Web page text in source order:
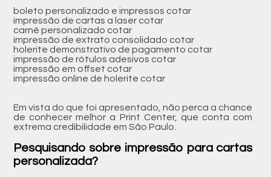
boleto personalizado e impressos cotar
impressão de cartas a laser cotar
carnê personalizado cotar
impressão de extrato consolidado cotar
holerite demonstrativo de pagamento cotar
impressão de rótulos adesivos cotar
impressão em offset cotar
impressão online de holerite cotar
Em vista do que foi apresentado, não perca a chance
de conhecer melhor a Print Center, que conta com
extrema credibilidade em São Paulo.
Pesquisando sobre impressão para cartas
personalizada?